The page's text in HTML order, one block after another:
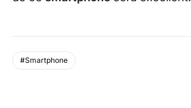
#Smartphone